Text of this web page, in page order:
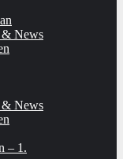
& News
& News
– 1.